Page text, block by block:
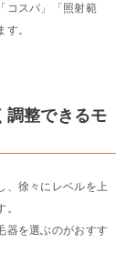
コスパ」「照射範
。
調整できるモ
、徐々にレベルを上
器を選ぶのがおすす